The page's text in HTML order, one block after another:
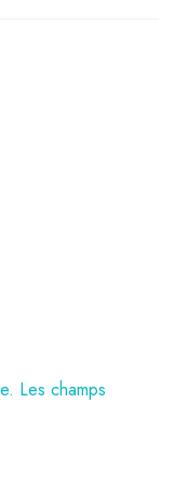
Les champs